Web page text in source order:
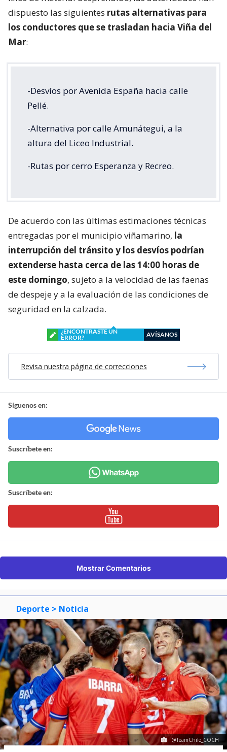
dispuesto las siguientes rutas alternativas para
los conductores que se trasladan hacia Viña del
Mar:
-Desvíos por Avenida España hacia calle
Pellé.
-Alternativa por calle Amunátegui, a la
altura del Liceo Industrial.
-Rutas por cerro Esperanza y Recreo.
De acuerdo con las últimas estimaciones técnicas
entregadas por el municipio viñamarino, la
interrupción del tránsito y los desvíos podrían
extenderse hasta cerca de las 14:00 horas de
este domingo, sujeto a la velocidad de las faenas
de despeje y a la evaluación de las condiciones de
seguridad en la calzada.
¿ENCONTRASTE UN
ERROR?
AVÍSANOS
Revisa nuestra página de correcciones
Síguenos en:
Suscríbete en:
Suscríbete en:
Mostrar Comentarios
Deporte > Noticia
@TeamChile_COCH